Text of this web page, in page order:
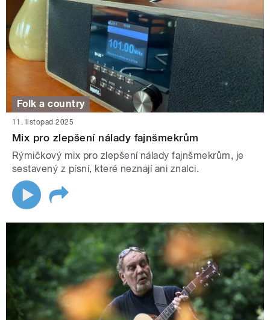
Folk a country
11. listopad 2025
Mix pro zlepšení nálady fajnšmekrům
Rýmičkový mix pro zlepšení nálady fajnšmekrům, je
sestavený z písní, které neznají ani znalci.